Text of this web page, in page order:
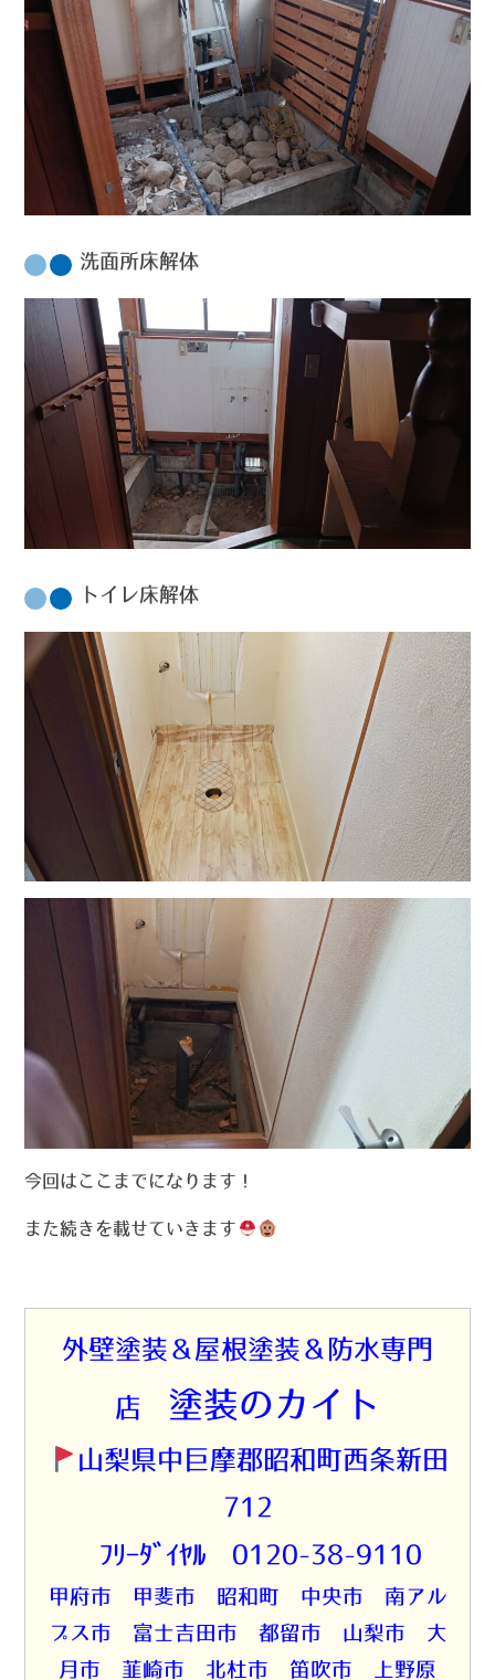
洗面所床解体
トイレ床解体
今回はここまでになります！
また続きを載せていきます
外壁塗装＆屋根塗装＆防水専門
店 塗装のカイト
山梨県中巨摩郡昭和町西条新田
712
☎ﾌﾘｰﾀﾞｲﾔﾙ 0120-38-9110
甲府市 甲斐市 昭和町 中央市 南アル
プス市 富士吉田市 都留市 山梨市 大
月市 韮崎市 北杜市 笛吹市 上野原